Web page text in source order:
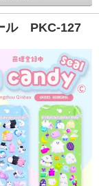
ル PKC-127